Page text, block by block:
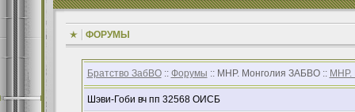
ФОРУМЫ
Братство ЗабВО:: Форумы :: МНР. Монголия ЗАБВО :: МНР.
Шэви-Гоби вч пп 32568 ОИСБ